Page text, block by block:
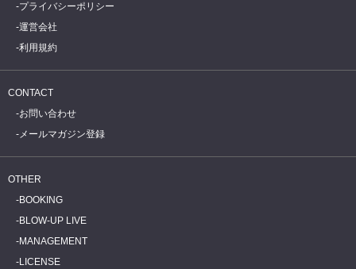
プライバシーポリシー
運営会社
利用規約
CONTACT
お問い合わせ
メールマガジン登録
OTHER
BOOKING
BLOW-UP LIVE
MANAGEMENT
LICENSE